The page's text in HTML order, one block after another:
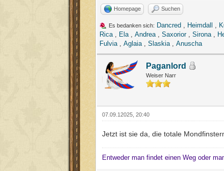
Homepage Suchen
Es bedanken sich: Dancred Heimdall
Rica
Ela Andrea Saxorior, Sirona
Fulvia
Aglaia Slaskia Anuscha
Paganlord
Weiser Narr
07.09.12025, 20:40
Jetzt ist sie da, die totale
Entweder man findet einen Weg oder